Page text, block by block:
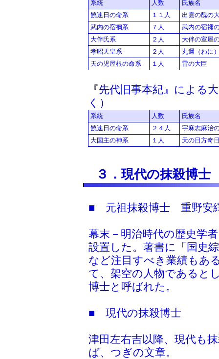
系統 人数
氏族名
饒速日の命系
１１人
出雲の醜の
武内の宿禰系
７人
武内の宿禰
大伴氏系
２人
大伴の室屋
孝昭天皇系
２人
丸邇（わに
天の児屋根の命系
１人 雷の大臣
『先代旧事本紀』による
く）
系統 人数
氏族名
饒速日の命系
２４人
宇麻志麻治
大国主の神系
１人 天の日方
３．現代の抹殺博士
■ 元祖抹殺博士 重野安
幕末－明治時代の歴史学
設置した。著書に「国史
など注目すべき業績もあ
て、架空の人物であると
博士と呼ばれた。
■ 現代の抹殺博士
津田左右吉以降、現代も
ば、つぎの文章。